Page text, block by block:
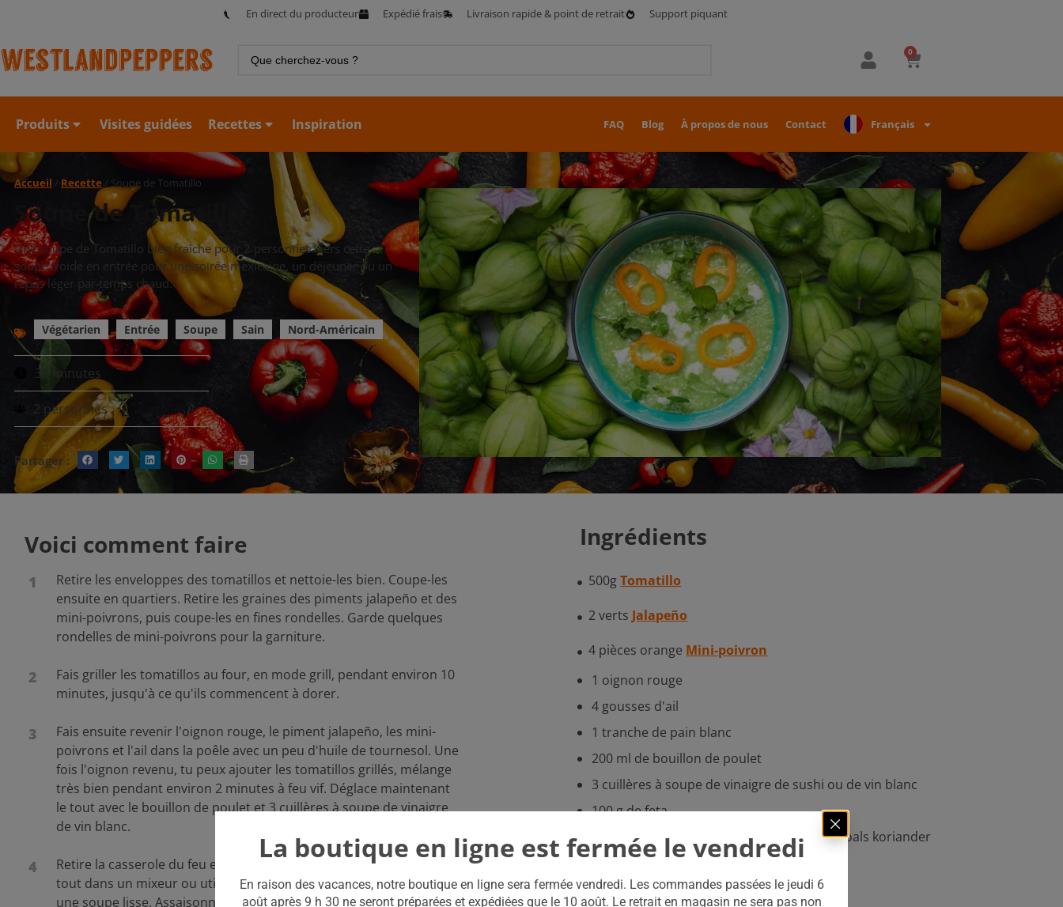
En direct du producteur Expédié frais Livraison rapide & point de retrait Support piquant
0
Produits Visites guidées Recettes Inspiration FAQ Blog À propos de nous Contact Français
Accueil / Recette / Soupe de Tomatillo
Soupe de Tomatillo
Une soupe de Tomatillo bien fraîche pour 2 personnes. Sers cette
soupe froide en entrée pour une soirée mexicaine, un déjeuner ou un
repas léger par temps chaud.
Végétarien Entrée Soupe Sain Nord-Américain
30 minutes
2 personnes
Partager :
Voici comment faire
1
Retire les enveloppes des tomatillos et nettoie-les bien. Coupe-les
ensuite en quartiers. Retire les graines des piments jalapeño et des
mini-poivrons, puis coupe-les en fines rondelles. Garde quelques
rondelles de mini-poivrons pour la garniture.
2
Fais griller les tomatillos au four, en mode grill, pendant environ 10
minutes, jusqu'à ce qu'ils commencent à dorer.
3
Fais ensuite revenir l'oignon rouge, le piment jalapeño, les mini-
poivrons et l'ail dans la poêle avec un peu d'huile de tournesol. Une
fois l'oignon revenu, tu peux ajouter les tomatillos grillés, mélange
très bien pendant environ 2 minutes à feu vif. Déglace maintenant
le tout avec le bouillon de poulet et 3 cuillères à soupe de vinaigre
de vin blanc.
4
Retire la casserole du feu et ajoute la tranche de pain blanc. Mets le
tout dans un mixeur ou utilise un mixeur plongeant jusqu'à obtenir
une soupe lisse. Assaisonne avec du poivre, du sel et
Ingrédients
500g Tomatillo
2 verts Jalapeño
4 pièces orange Mini-poivron
1 oignon rouge
4 gousses d'ail
1 tranche de pain blanc
200 ml de bouillon de poulet
3 cuillères à soupe de vinaigre de sushi ou de vin blanc
100 g de feta
peper, zout en eventueel andere kruiden zoals koriander
La boutique en ligne est fermée le vendredi
En raison des vacances, notre boutique en ligne sera fermée vendredi. Les commandes passées le jeudi 6
août après 9 h 30 ne seront préparées et expédiées que le 10 août. Le retrait en magasin ne sera pas non